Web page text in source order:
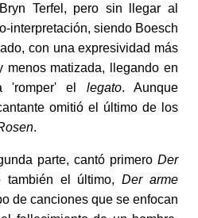
Terfel, pero sin llegar al
interpretación, siendo Boesch
con una expresividad más
menos matizada, llegando en
'romper' el legato. Aunque
omitió el último de los
.
parte, cantó primero Der
también el último,Der arme
de canciones que se enfocan